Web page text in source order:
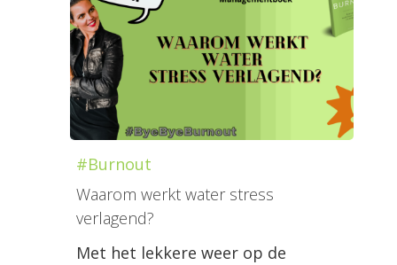
#Burnout
Waarom werkt water stress
verlagend?
Met het lekkere weer op de